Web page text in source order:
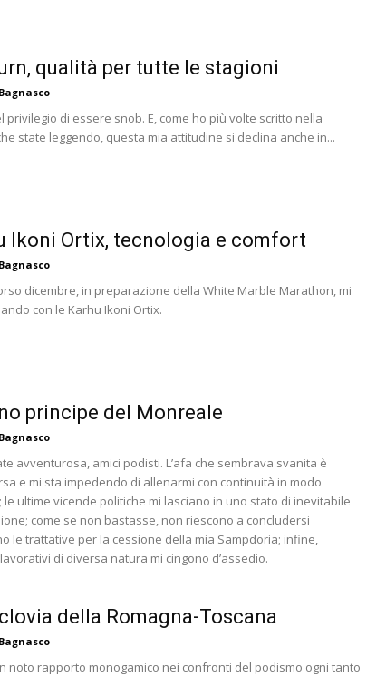
qualità per tutte le stagioni
privilegio di essere snob. E, come ho più volte scritto nella
state leggendo, questa mia attitudine si declina anche in...
Ikoni Ortix, tecnologia e comfort
dicembre, in preparazione della White Marble Marathon, mi
con le Karhu Ikoni Ortix.
principe del Monreale
avventurosa, amici podisti. L’afa che sembrava svanita è
e mi sta impedendo di allenarmi con continuità in modo
le ultime vicende politiche mi lasciano in uno stato di inevitabile
come se non bastasse, non riescono a concludersi
le trattative per la cessione della mia Sampdoria; infine,
di diversa natura mi cingono d’assedio.
della Romagna-Toscana
noto rapporto monogamico nei confronti del podismo ogni tanto